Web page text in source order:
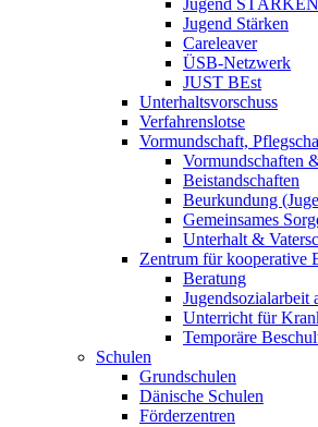
Jugend
Jugend Stärken
Careleaver
ÜSB-Netzwerk
JUST BEst
Unterhaltsvorschuss
Verfahrenslotse
Vormundschaft,
Vormundschaften
Beistandschaften
Beurkundung
Gemeinsames
Unterhalt &
Zentrum für kooperative
Beratung
Jugendsozialarbeit
Unterricht für
Temporäre
Schulen
Grundschulen
Dänische Schulen
Förderzentren